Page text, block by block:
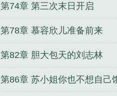
第74章 第三次末日开启
第78章 慕容欣儿准备前来
第82章 胆大包天的刘志林
第86章 苏小姐你也不想自己